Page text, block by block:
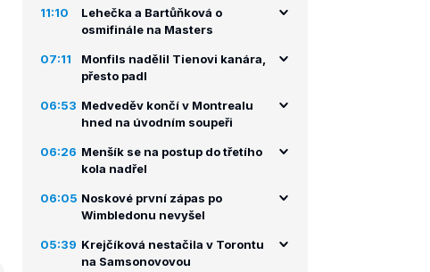
11:10
Lehečka a Bartůňková o
osmifinále na Masters
07:11
Monfils nadělil Tienovi kanára,
přesto padl
06:53 Medveděv končí v Montrealu
hned na úvodním soupeři
06:26 Menšík se na postup do třetího
kola nadřel
06:05 Noskové první zápas po
Wimbledonu nevyšel
05:39 Krejčíková nestačila v Torontu
na Samsonovovou